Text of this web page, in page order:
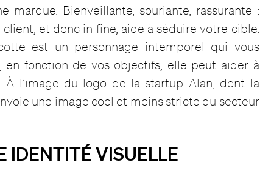
marque. Bienveillante, souriante, rassurante :
et donc in fine, aide à séduire votre cible.
est un personnage intemporel qui vous
en fonction de vos objectifs, elle peut aider à
l’image du logo de la startup Alan, dont la
une image cool et moins stricte du secteur
IDENTITÉ VISUELLE